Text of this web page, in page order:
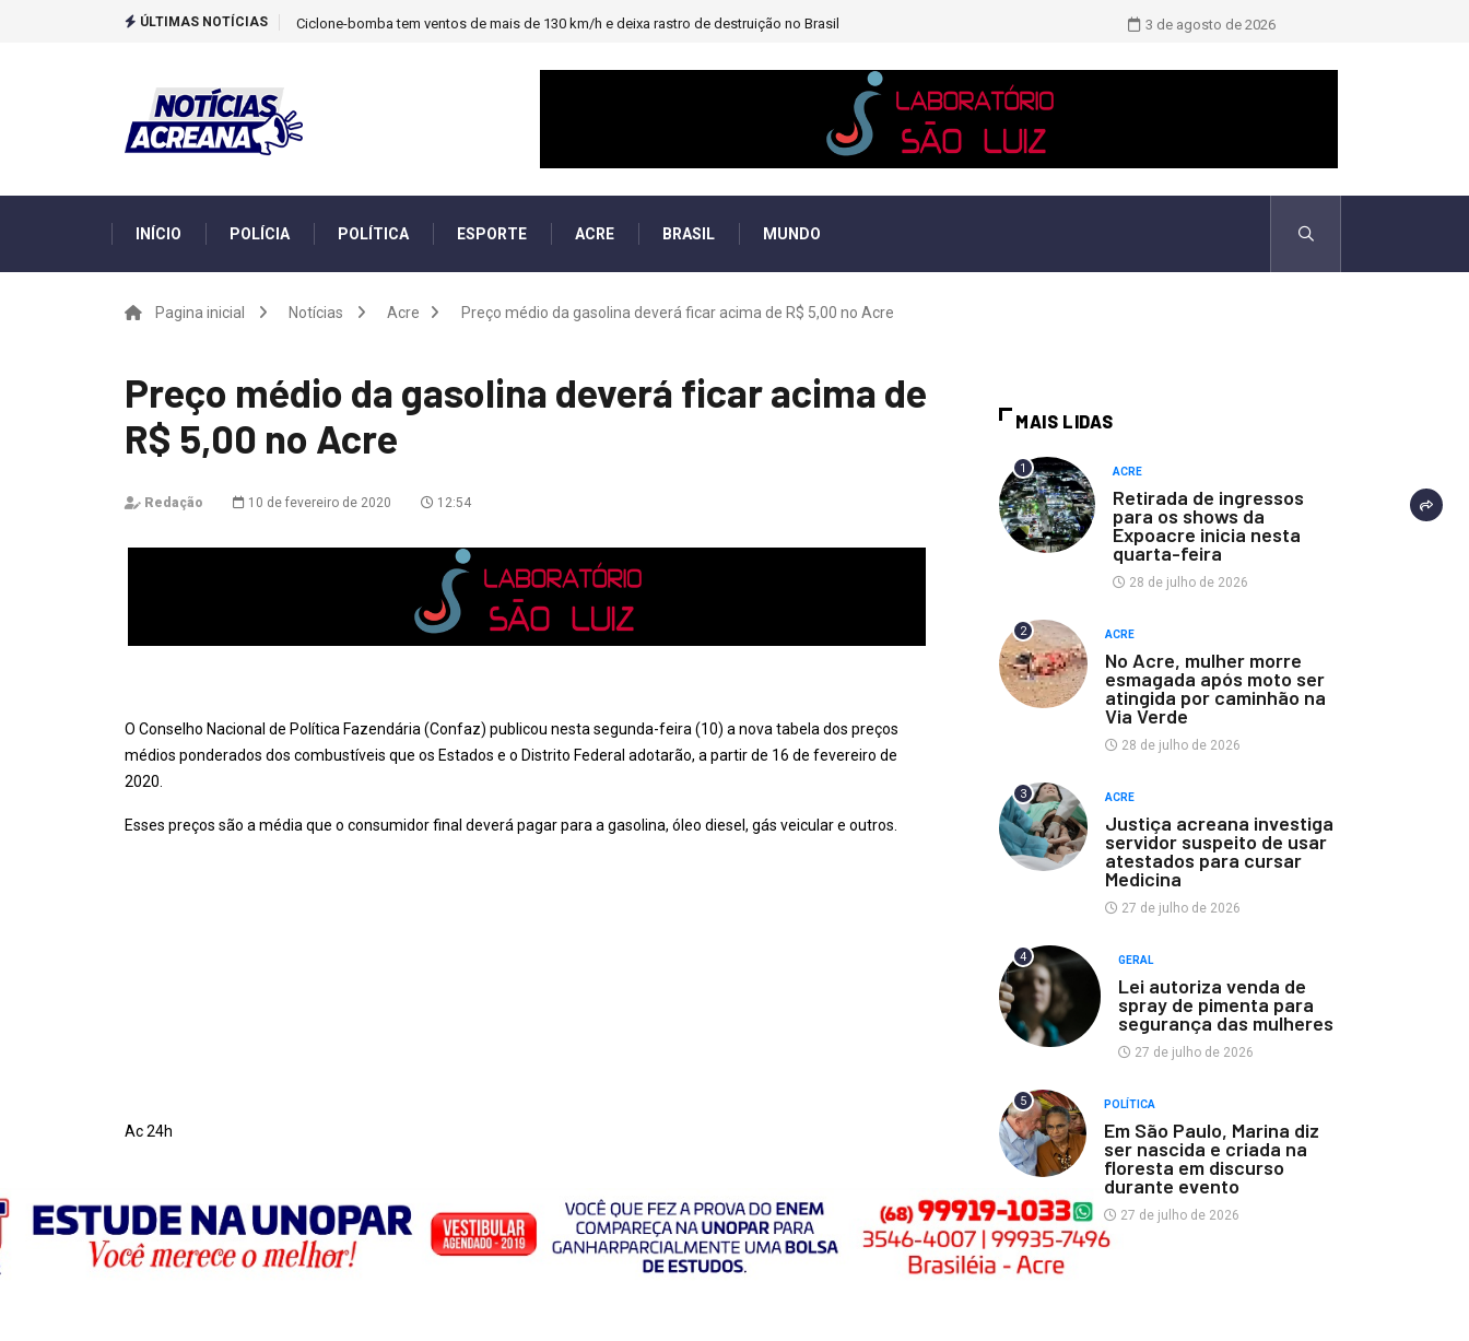
ÚLTIMAS NOTÍCIAS Ciclone-bomba tem ventos de mais de 130 km/h e deixa rastro de destruição no Brasil TCU identificou desvios de dinheiro
3 de agosto de 2026
INÍCIO POLÍCIA POLÍTICA ESPORTE ACRE BRASIL MUNDO
Pagina inicial Notícias Acre Preço médio da gasolina deverá ficar acima de R$ 5,00 no Acre
Preço médio da gasolina deverá ficar acima de
R$ 5,00 no Acre
Redação 10 de fevereiro de 2020 12:54
O Conselho Nacional de Política Fazendária (Confaz) publicou nesta segunda-feira (10) a nova tabela dos preços
médios ponderados dos combustíveis que os Estados e o Distrito Federal adotarão, a partir de 16 de fevereiro de
2020.
Esses preços são a média que o consumidor final deverá pagar para a gasolina, óleo diesel, gás veicular e outros.
Ac 24h
MAIS LIDAS
1 ACRE
Retirada de ingressos
para os shows da
Expoacre inicia nesta
quarta-feira
28 de julho de 2026
2 ACRE
No Acre, mulher morre
esmagada após moto ser
atingida por caminhão na
Via Verde
28 de julho de 2026
3 ACRE
Justiça acreana investiga
servidor suspeito de usar
atestados para cursar
Medicina
27 de julho de 2026
4 GERAL
Lei autoriza venda de
spray de pimenta para
segurança das mulheres
27 de julho de 2026
5 POLÍTICA
Em São Paulo, Marina diz
ser nascida e criada na
floresta em discurso
durante evento
27 de julho de 2026